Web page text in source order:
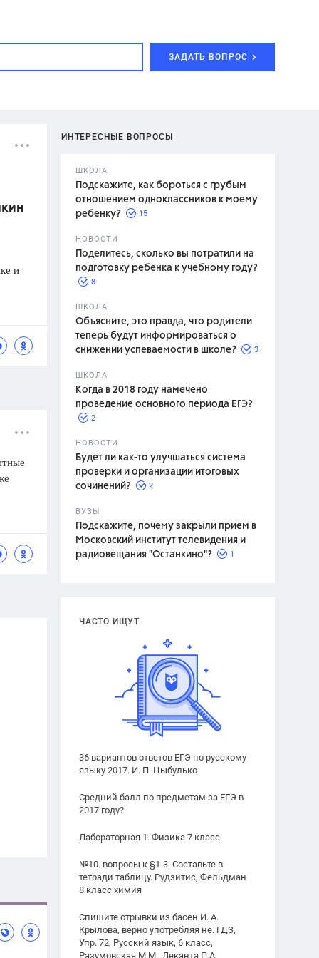
ЗАДАТЬ ВОПРОС
ИНТЕРЕСНЫЕ ВОПРОСЫ
ШКОЛА
Подскажите, как бороться с грубым
отношением одноклассников к моему
ребенку?
15
НОВОСТИ
Поделитесь, сколько вы потратили на
подготовку ребенка к учебному году?
8
ШКОЛА
Объясните, это правда, что родители
теперь будут информироваться о
снижении успеваемости в школе?
3
ШКОЛА
Когда в 2018 году намечено
проведение основного периода ЕГЭ?
2
НОВОСТИ
Будет ли как-то улучшаться система
проверки и организации итоговых
сочинений?
2
ВУЗЫ
Подскажите, почему закрыли прием в
Московский институт телевидения и
радиовещания "Останкино"?
1
ЧАСТО ИЩУТ
36 вариантов ответов ЕГЭ по русскому
языку 2017. И. П. Цыбулько
Средний балл по предметам за ЕГЭ в
2017 году?
Лабораторная 1. Физика 7 класс
№10. вопросы к §1-3. Составьте в
тетради таблицу. Рудзитис, Фельдман
8 класс химия
Спишите отрывки из басен И. А.
Крылова, верно употребляя не. ГДЗ,
Упр. 72, Русский язык, 6 класс,
Разумовская М.М., Леканта П.А.
и